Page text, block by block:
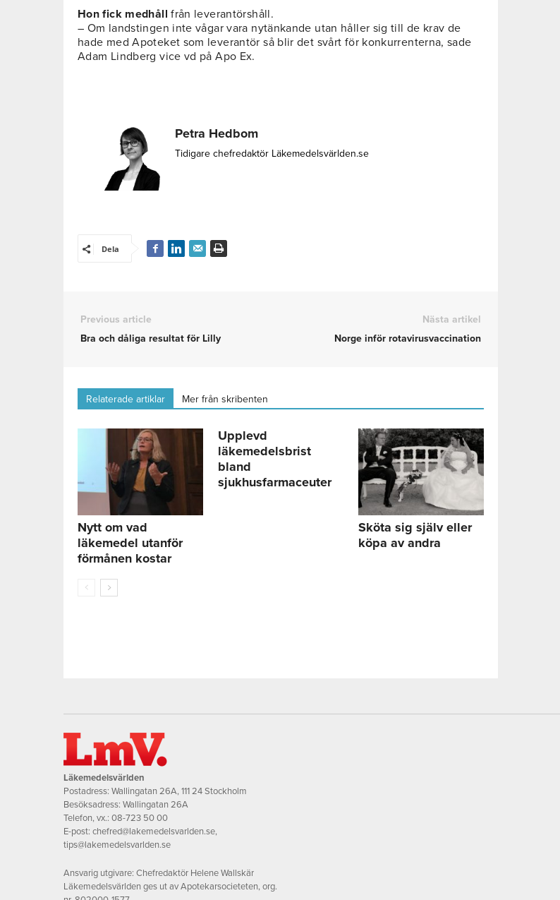
Hon fick medhåll från leverantörshåll.
– Om landstingen inte vågar vara nytänkande utan håller sig till de krav de
hade med Apoteket som leverantör så blir det svårt för konkurrenterna, sade
Adam Lindberg vice vd på Apo Ex.
Petra Hedbom
Tidigare chefredaktör Läkemedelsvärlden.se
Dela
Previous article
Bra och dåliga resultat för Lilly
Nästa artikel
Norge inför rotavirusvaccination
Relaterade artiklar Mer från skribenten
Nytt om vad
läkemedel utanför
förmånen kostar
Upplevd
läkemedelsbrist
bland
sjukhusfarmaceuter
Sköta sig själv eller
köpa av andra
Läkemedelsvärlden
Postadress: Wallingatan 26A, 111 24 Stockholm
Besöksadress: Wallingatan 26A
Telefon, vx.: 08-723 50 00
E-post: chefred@lakemedelsvarlden.se,
tips@lakemedelsvarlden.se
Ansvarig utgivare: Chefredaktör Helene Wallskär
Läkemedelsvärlden ges ut av Apotekarsocieteten, org.